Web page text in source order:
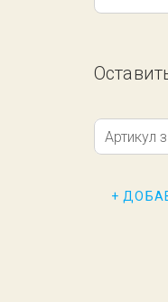
Артикул
+